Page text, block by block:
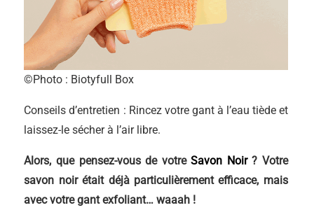
©Photo : Biotyfull Box
Conseils d’entretien : Rincez votre gant à l’eau tiède et
laissez-le sécher à l’air libre.
Alors, que pensez-vous de votreSavon Noir ? Votre
savon noir était déjà particulièrement efficace, mais
avec votre gant exfoliant… waaah !